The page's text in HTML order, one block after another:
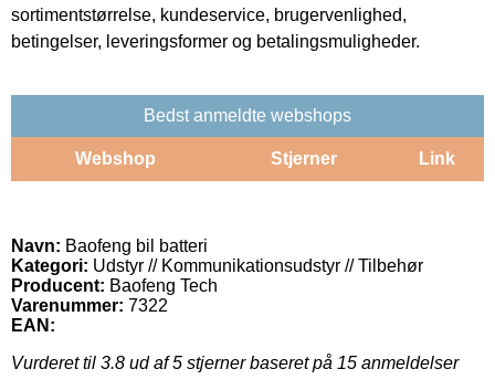
sortimentstørrelse, kundeservice, brugervenlighed,
betingelser, leveringsformer og betalingsmuligheder.
Bedst anmeldte webshops
Webshop Stjerner Link
Navn: Baofeng bil batteri
Kategori: Udstyr // Kommunikationsudstyr // Tilbehør
Producent: Baofeng Tech
Varenummer: 7322
EAN:
Vurderet til 3.8 ud af 5 stjerner baseret på 15 anmeldelser